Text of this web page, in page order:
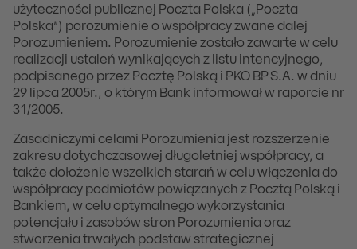
użyteczności publicznej Poczta Polska („Poczta
Polska”) porozumienie o współpracy zwane dalej
Porozumieniem. Porozumienie zostało zawarte w celu
realizacji ustaleń wynikających z listu intencyjnego,
podpisanego przez Pocztę Polską i PKO BP S.A. w dniu
29 lipca 2005r., o którym Bank informował w raporcie nr
31/2005.
Zasadniczymi celami Porozumienia jest rozszerzenie
zakresu dotychczasowej długoletniej współpracy, a
także dołożenie wszelkich starań w celu włączenia do
współpracy podmiotów powiązanych z Pocztą Polską i
Bankiem, w celu optymalnego wykorzystania
potencjału i zasobów stron Porozumienia oraz
stworzenia trwałych podstaw strategicznej